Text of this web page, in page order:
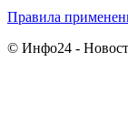
Правила
© Инфо24 -